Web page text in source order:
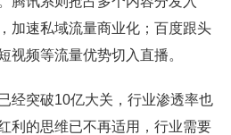
加速私域流量商业化；百度跟头
视频等流量优势切入直播。
经突破10亿大关，行业渗透率也
利的思维已不再适用，行业需要